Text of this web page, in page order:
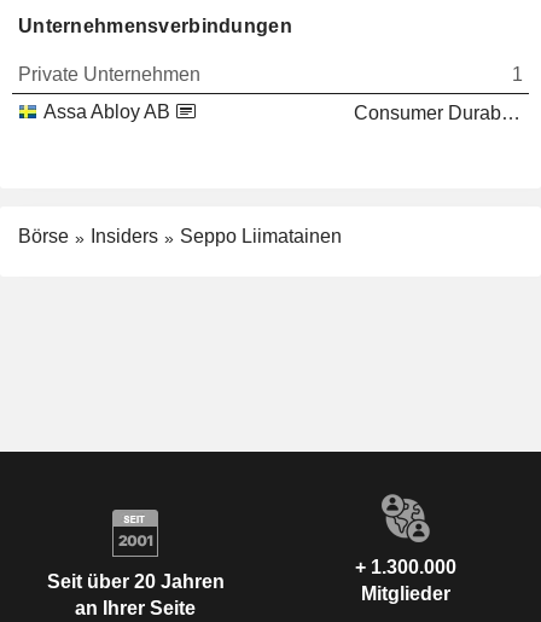
Unternehmensverbindungen
Private Unternehmen
1
Assa Abloy AB
Consumer Durables
Börse Insiders Seppo Liimatainen
Seit über 20 Jahren
an Ihrer Seite
+ 1.300.000
Mitglieder